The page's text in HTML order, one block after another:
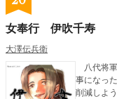
女奉行 伊吹千寿
大澤伝兵衛
八代将軍
事になった。 享保の改革の一環として吉宗が大
削減しよ